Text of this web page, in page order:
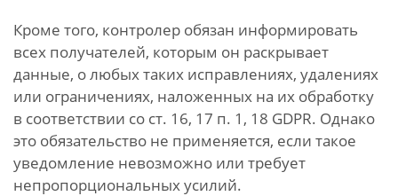
Кроме того, контролер обязан информировать
всех получателей, которым он раскрывает
данные, о любых таких исправлениях, удалениях
или ограничениях, наложенных на их обработку
в соответствии со ст. 16, 17 п. 1, 18 GDPR. Однако
это обязательство не применяется, если такое
уведомление невозможно или требует
непропорциональных усилий.